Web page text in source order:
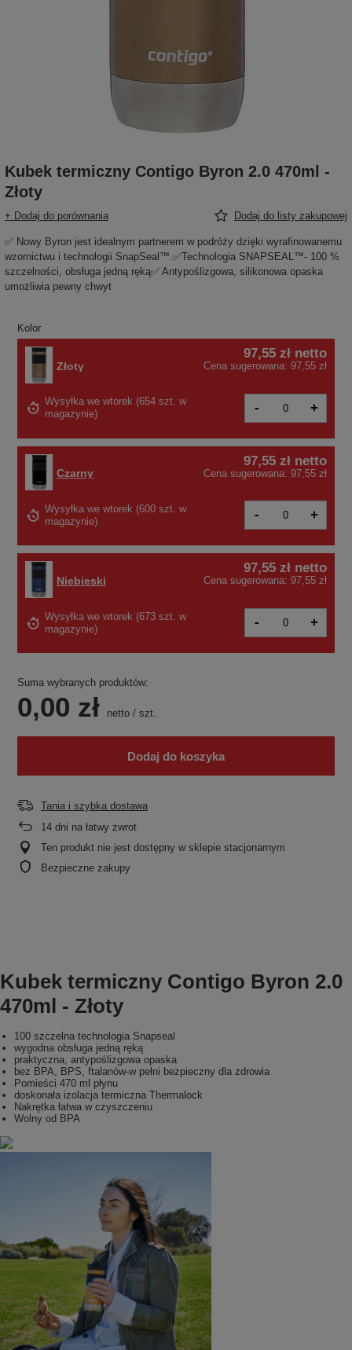
Kubek termiczny Contigo Byron 2.0 470ml -
Złoty
+ Dodaj do porównania Dodaj do listy zakupowej
✅ Nowy Byron jest idealnym partnerem w podróży dzięki wyrafinowanemu
wzornictwu i technologii SnapSeal™.✅Technologia SNAPSEAL™- 100 %
szczelności, obsługa jedną ręką✅ Antypoślizgowa, silikonowa opaska
umożliwia pewny chwyt
Kolor
Czarny
97,55 zł netto
Cena sugerowana: 97,55 zł
Wysyłka we wtorek (600 szt. w
magazynie)
- +
Złoty
97,55 zł netto
Cena sugerowana: 97,55 zł
Wysyłka we wtorek (654 szt. w
magazynie) - +
Niebieski
97,55 zł netto
Cena sugerowana: 97,55 zł
Wysyłka we wtorek (673 szt. w
magazynie)
- +
Suma wybranych produktów:
0,00 zł netto / szt.
Dodaj do koszyka
Tania i szybka dostawa
14 dni na łatwy zwrot
Ten produkt nie jest dostępny w sklepie stacjonarnym
Bezpieczne zakupy
Kubek termiczny Contigo Byron 2.0
470ml - Złoty
100 szczelna technologia Snapseal
wygodna obsługa jedną ręką
praktyczna, antypoślizgowa opaska
bez BPA, BPS, ftalanów-w pełni bezpieczny dla zdrowia
Pomieści 470 ml płynu
doskonała izolacja termiczna Thermalock
Nakrętka łatwa w czyszczeniu
Wolny od BPA